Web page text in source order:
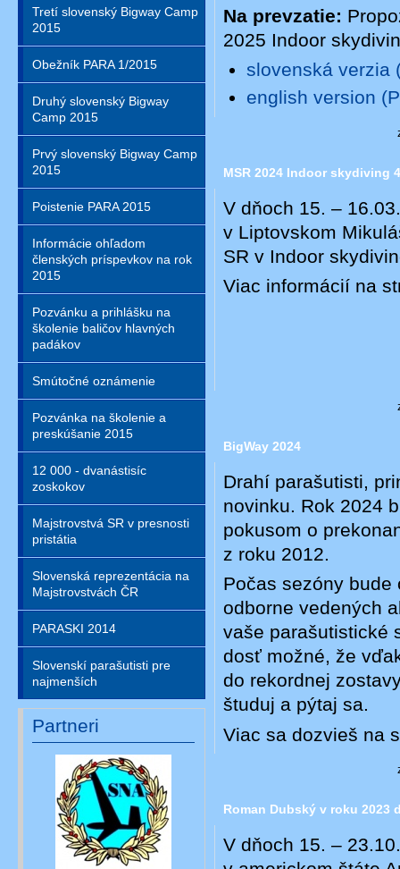
Tretí slovenský Bigway Camp
2015
Obežník PARA 1/2015
Druhý slovenský Bigway
Camp 2015
Prvý slovenský Bigway Camp
2015
Poistenie PARA 2015
Informácie ohľadom
členských príspevkov na rok
2015
Pozvánku a prihlášku na
školenie baličov hlavných
padákov
Smútočné oznámenie
Pozvánka na školenie a
preskúšanie 2015
12 000 - dvanástisíc
zoskokov
Majstrovstvá SR v presnosti
pristátia
Slovenská reprezentácia na
Majstrovstvách ČR
PARASKI 2014
Slovenskí parašutisti pre
najmenších
Partneri
Na prevzatie:
2025 Indoor
slovenská verzia
english version
MSR 2024 Indoor skydiving
V dňoch 15. –
v Liptovskom
SR v Indoor
Viac informácií na
BigWay 2024
Drahí parašutisti,
novinku. Rok 2024
pokusom o
z roku 2012.
Počas sezóny
odborne vedených
vaše parašutistické
dosť možné, že
do rekordnej
študuj a pýtaj sa.
Viac sa dozvieš na
Roman Dubský v roku 2023
V dňoch 15. –